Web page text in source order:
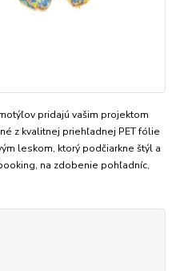
pridajú vašim projektom
z kvalitnej priehľadnej PET fólie
leskom, ktorý podčiarkne štýl a
na zdobenie pohľadníc,